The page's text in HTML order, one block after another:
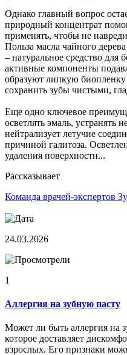
Однако главный вопрос
природный концентрат
применять, чтобы не
Польза масла чайного
– натуральное средство
активные компоненты
образуют липкую
сохранить зубы чистыми,
Еще одно ключевое
осветлять эмаль, устранять
нейтрализует летучие
причиной галитоза.
удаления поверхностн...
Рассказывает
Команда врачей-экспертов
24.03.2026
1
Аллергия на зубную пасту
Может ли быть аллергия на
которое доставляет
взрослых. Его признаки